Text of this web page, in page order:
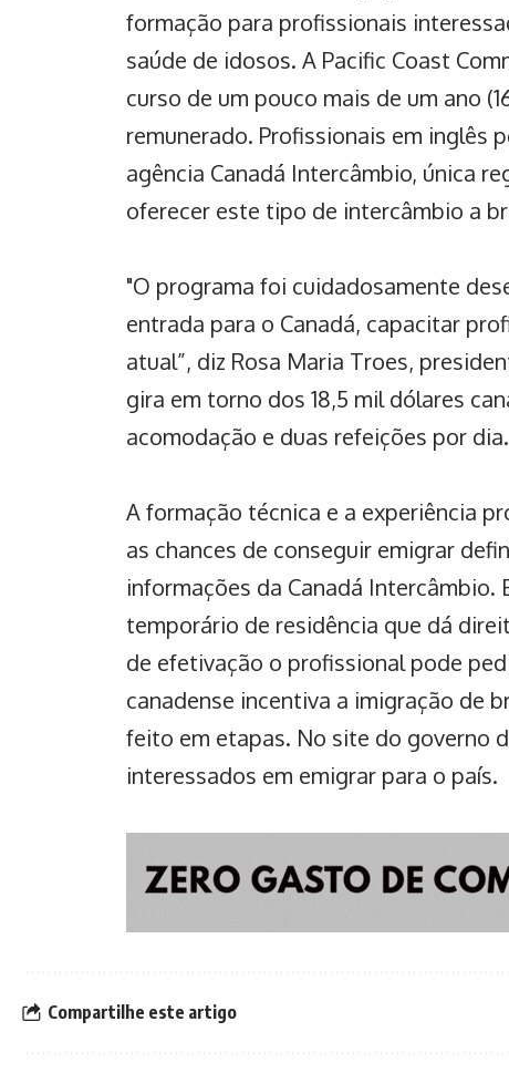
formação para profissionais
saúde de idosos. A Pacific Coast
curso de um pouco mais de um ano
remunerado. Profissionais em inglês
agência Canadá Intercâmbio, única
oferecer este tipo de intercâmbio a
"O programa foi cuidadosamente
entrada para o Canadá, capacitar
atual”, diz Rosa Maria Troes,
gira em torno dos 18,5 mil dólares
acomodação e duas refeições por dia.
A formação técnica e a experiência
as chances de conseguir emigrar
informações da Canadá
temporário de residência que dá
de efetivação o profissional pode
canadense incentiva a imigração de
feito em etapas. No site do governo
interessados em emigrar para o país.
Compartilhe este artigo